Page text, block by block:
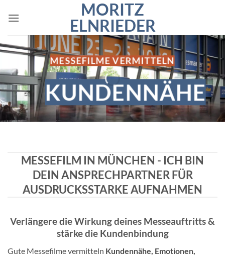
Inhalt
MORITZ
ELNRIEDER
MESSEFILME VERMITTELN
KUNDENNÄHE
MESSEFILM IN MÜNCHEN - ICH BIN
DEIN ANSPRECHPARTNER FÜR
AUSDRUCKSSTARKE AUFNAHMEN
Verlängere die Wirkung deines Messeauftritts &
stärke die Kundenbindung
Gute Messefilme vermitteln Kundennähe, Emotionen,